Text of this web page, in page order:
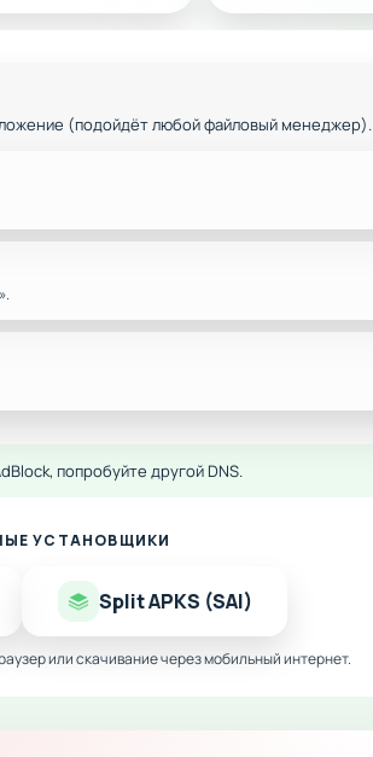
(подойдёт любой файловый менеджер).
попробуйте другой DNS.
УСТАНОВЩИКИ
Split APKS (SAI)
или скачивание через мобильный интернет.